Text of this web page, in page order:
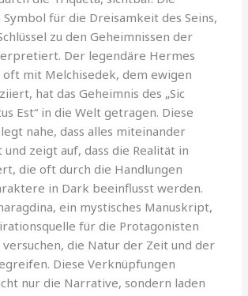
für die Dreisamkeit des Seins,
zu den Geheimnissen der
Der legendäre Hermes
oft mit Melchisedek, dem ewigen
hat das Geheimnis des „Sic
Est“ in die Welt getragen. Diese
nahe, dass alles miteinander
zeigt auf, dass die Realität in
die oft durch die Handlungen
in Dark beeinflusst werden.
ein mystisches Manuskript,
für die Protagonisten
die Natur der Zeit und der
Diese Verknüpfungen
nur die Narrative, sondern laden